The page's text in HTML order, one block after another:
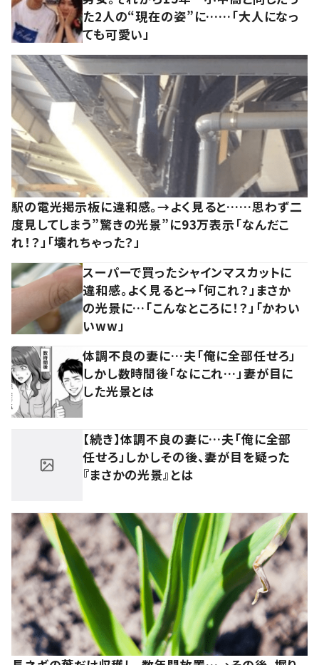
た2人の“現在の姿”に……「大人になっ
ても可愛い」
駅の電光掲示板に違和感。→よく見ると……思わず二
度見してしまう”驚きの光景”に93万表示「なんだこ
れ！？」「壊れちゃった？」
スーパーで買ったシャインマスカットに
違和感。よく見ると→「何これ？」まさか
の光景に…「こんなところに！？」「かわい
いww」
体調不良の妻に…夫「俺に全部任せろ」
しかし数時間後「なにこれ…」妻が目に
した光景とは
【続き】体調不良の妻に…夫「俺に全部
任せろ」しかしその後、妻が目を疑った
『まさかの光景』とは